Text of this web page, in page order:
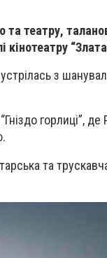
та театру,
кінотеатру
з
горлиці”,
та